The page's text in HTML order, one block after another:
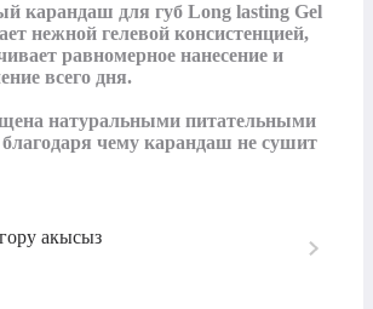
карандаш для губ Long lasting Gel
нежной гелевой консистенцией,
равномерное нанесение и
всего дня.
натуральными питательными
чему карандаш не сушит
акысыз